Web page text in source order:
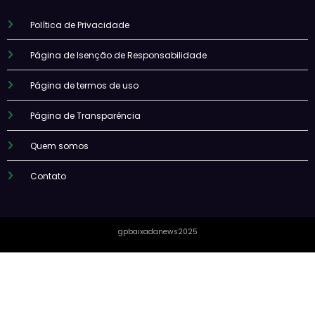
Política de Privacidade
Página de Isenção de Responsabilidade
Página de termos de uso
Página de Transparência
Quem somos
Contato
gpbaixadanews2025